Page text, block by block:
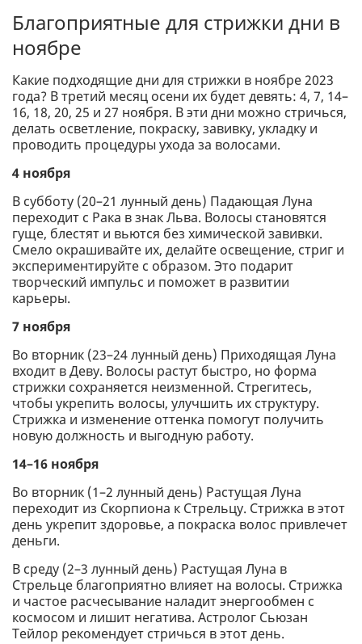
Благоприятные для стрижки дни в
ноябре
Какие подходящие дни для стрижки в ноябре 2023
года? В третий месяц осени их будет девять: 4, 7, 14–
16, 18, 20, 25 и 27 ноября. В эти дни можно стричься,
делать осветление, покраску, завивку, укладку и
проводить процедуры ухода за волосами.
4 ноября
В субботу (20–21 лунный день) Падающая Луна
переходит с Рака в знак Льва. Волосы становятся
гуще, блестят и вьются без химической завивки.
Смело окрашивайте их, делайте освещение, стриг и
экспериментируйте с образом. Это подарит
творческий импульс и поможет в развитии
карьеры.
7 ноября
Во вторник (23–24 лунный день) Приходящая Луна
входит в Деву. Волосы растут быстро, но форма
стрижки сохраняется неизменной. Стрегитесь,
чтобы укрепить волосы, улучшить их структуру.
Стрижка и изменение оттенка помогут получить
новую должность и выгодную работу.
14–16 ноября
Во вторник (1–2 лунный день) Растущая Луна
переходит из Скорпиона к Стрельцу. Стрижка в этот
день укрепит здоровье, а покраска волос привлечет
деньги.
В среду (2–3 лунный день) Растущая Луна в
Стрельце благоприятно влияет на волосы. Стрижка
и частое расчесывание наладит энергообмен с
космосом и лишит негатива. Астролог Сьюзан
Тейлор рекомендует стричься в этот день.